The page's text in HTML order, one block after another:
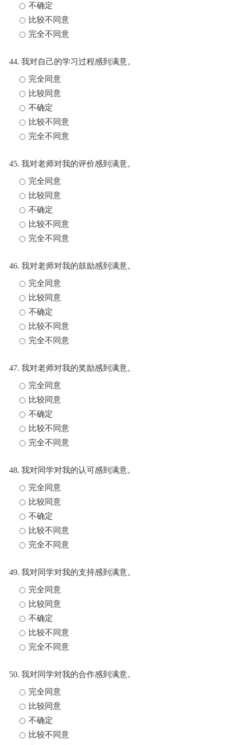
不确定
比较不同意
完全不同意
44. 我对自己的学习过程感到满意。
完全同意
比较同意
不确定
比较不同意
完全不同意
45. 我对老师对我的评价感到满意。
完全同意
比较同意
不确定
比较不同意
完全不同意
46. 我对老师对我的鼓励感到满意。
完全同意
比较同意
不确定
比较不同意
完全不同意
47. 我对老师对我的奖励感到满意。
完全同意
比较同意
不确定
比较不同意
完全不同意
48. 我对同学对我的认可感到满意。
完全同意
比较同意
不确定
比较不同意
完全不同意
49. 我对同学对我的支持感到满意。
完全同意
比较同意
不确定
比较不同意
完全不同意
50. 我对同学对我的合作感到满意。
完全同意
比较同意
不确定
比较不同意